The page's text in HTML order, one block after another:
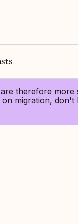
therefore more
migration, don't